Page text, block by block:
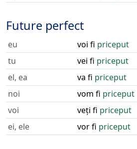
Future perfect
eu voi fi priceput
tu
vei fi priceput
el, ea
va fi priceput
noi
vom fi priceput
voi
veți fi priceput
ei, ele
vor fi priceput